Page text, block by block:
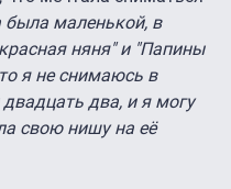
была маленькой, в
няня" и "Папины
я не снимаюсь в
два, и я могу
свою нишу на её